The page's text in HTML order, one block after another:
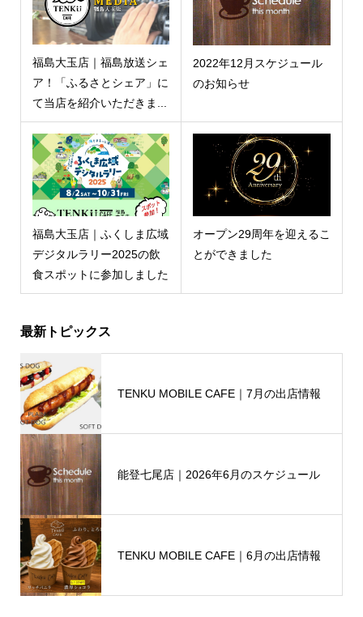
福島大玉店｜福島放送シェ
ア！「ふるさとシェア」に
て当店を紹介いただきま...
2022年12月スケジュール
のお知らせ
福島大玉店｜ふくしま広域
デジタルラリー2025の飲
食スポットに参加しました
オープン29周年を迎えるこ
とができました
最新トピックス
TENKU MOBILE CAFE｜7月の出店情報
能登七尾店｜2026年6月のスケジュール
TENKU MOBILE CAFE｜6月の出店情報